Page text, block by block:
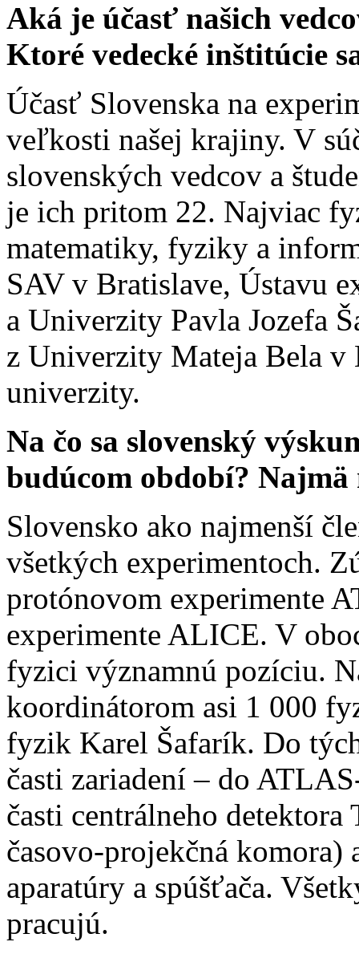
Aká je účasť našich
Ktoré vedecké inštitúcie
Účasť Slovenska na
veľkosti našej krajiny. V
slovenských vedcov a
je ich pritom 22. Najviac
matematiky, fyziky a
SAV v Bratislave, Ústavu
a Univerzity Pavla Jozefa
z Univerzity Mateja Bela
univerzity.
Na čo sa slovenský
budúcom období?
Slovensko ako najmenší
všetkých experimentoch.
protónovom experimente
experimente ALICE. V
fyzici významnú pozíciu.
koordinátorom asi 1 000
fyzik Karel Šafarík. Do
časti zariadení – do
časti centrálneho
časovo-projekčná komora)
aparatúry a spúšťača.
pracujú.